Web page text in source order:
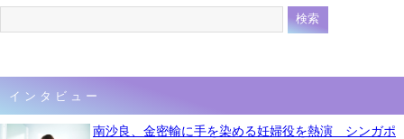
インタビュー
南沙良、金密輸に手を染める妊婦役を熱演 シンガポ